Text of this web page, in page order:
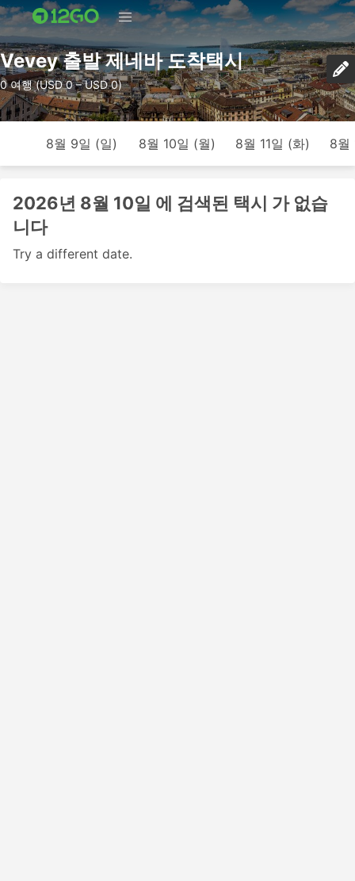
Vevey 출발 제네바 도착택시
0 여행 (USD 0 – USD 0)
8월 9일 (일) 8월 10일 (월) 8월 11일 (화) 8월
2026년 8월 10일 에 검색된 택시 가 없습
니다
Try a different date.